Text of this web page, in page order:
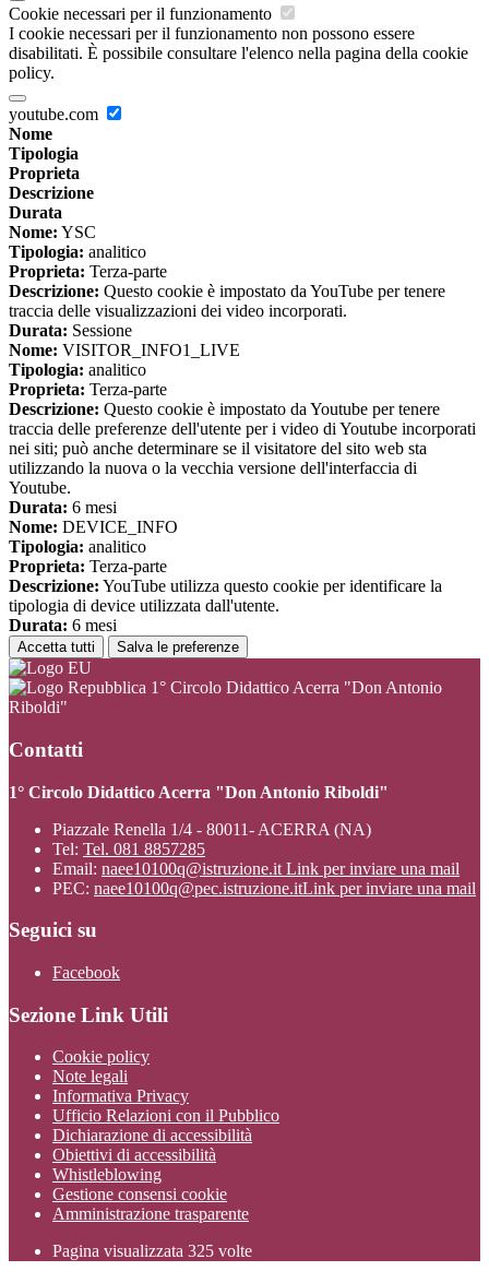
Cookie necessari per il funzionamento
I cookie necessari per il funzionamento non possono essere
disabilitati. È possibile consultare l'elenco nella pagina della cookie
policy.
youtube.com
Nome
Tipologia
Proprieta
Descrizione
Durata
Nome: YSC
Tipologia: analitico
Proprieta: Terza-parte
Descrizione: Questo cookie è impostato da YouTube per tenere
traccia delle visualizzazioni dei video incorporati.
Durata: Sessione
Nome: VISITOR_INFO1_LIVE
Tipologia: analitico
Proprieta: Terza-parte
Descrizione: Questo cookie è impostato da Youtube per tenere
traccia delle preferenze dell'utente per i video di Youtube incorporati
nei siti; può anche determinare se il visitatore del sito web sta
utilizzando la nuova o la vecchia versione dell'interfaccia di
Youtube.
Durata: 6 mesi
Nome: DEVICE_INFO
Tipologia: analitico
Proprieta: Terza-parte
Descrizione: YouTube utilizza questo cookie per identificare la
tipologia di device utilizzata dall'utente.
Durata: 6 mesi
Accetta tutti Salva le preferenze
1° Circolo Didattico Acerra "Don Antonio
Riboldi"
Contatti
1° Circolo Didattico Acerra "Don Antonio Riboldi"
Piazzale Renella 1/4 - 80011- ACERRA (NA)
Tel: Tel. 081 8857285
Email: naee10100q@istruzione.it Link per inviare una mail
PEC: naee10100q@pec.istruzione.itLink per inviare una mail
Seguici su
Facebook
Sezione Link Utili
Cookie policy
Note legali
Informativa Privacy
Ufficio Relazioni con il Pubblico
Dichiarazione di accessibilità
Obiettivi di accessibilità
Whistleblowing
Gestione consensi cookie
Amministrazione trasparente
Pagina visualizzata 325 volte